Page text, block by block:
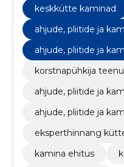
keskkütte kaminad
ahjude, pliitide ja
ahjude, pliitide ja
korstnapühkija
ahjude, pliitide ja
ahjude, pliitide ja
eksperthinnang
kamina ehitus